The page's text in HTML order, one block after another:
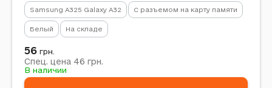
Samsung A325 Galaxy A32 С разъемом на карту памяти
Белый На складе
56 грн.
Спец. цена 46 грн.
В наличии